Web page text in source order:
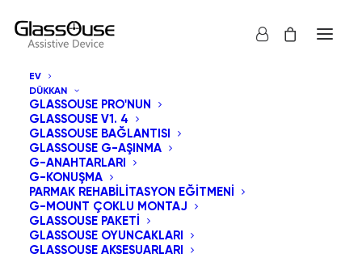
EV
DÜKKAN
GLASSOUSE PRO'NUN
GLASSOUSE V1. 4
GLASSOUSE BAĞLANTISI
GLASSOUSE G-AŞINMA
G-ANAHTARLARI
G-KONUŞMA
PARMAK REHABILITASYON EĞITMENI
G-MOUNT ÇOKLU MONTAJ
GLASSOUSE PAKETI
GLASSOUSE OYUNCAKLARI
GLASSOUSE AKSESUARLARI